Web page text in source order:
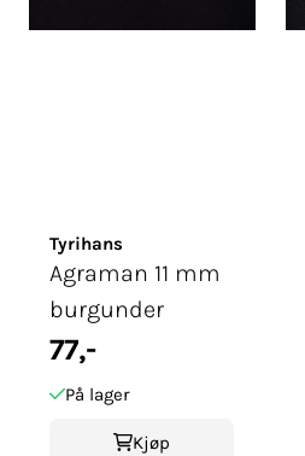
Tyrihans
Agraman 11 mm
burgunder
77,-
På lager
Kjøp